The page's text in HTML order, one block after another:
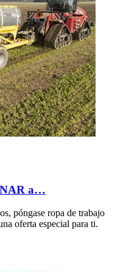
a…
póngase ropa de trabajo
oferta especial para ti.